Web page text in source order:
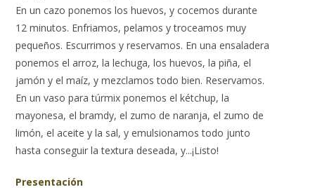
En un cazo ponemos los huevos, y cocemos durante
12 minutos. Enfriamos, pelamos y troceamos muy
pequeños. Escurrimos y reservamos. En una ensaladera
ponemos el arroz, la lechuga, los huevos, la piña, el
jamón y el maíz, y mezclamos todo bien. Reservamos.
En un vaso para túrmix ponemos el kétchup, la
mayonesa, el bramdy, el zumo de naranja, el zumo de
limón, el aceite y la sal, y emulsionamos todo junto
hasta conseguir la textura deseada, y...¡Listo!
Presentación